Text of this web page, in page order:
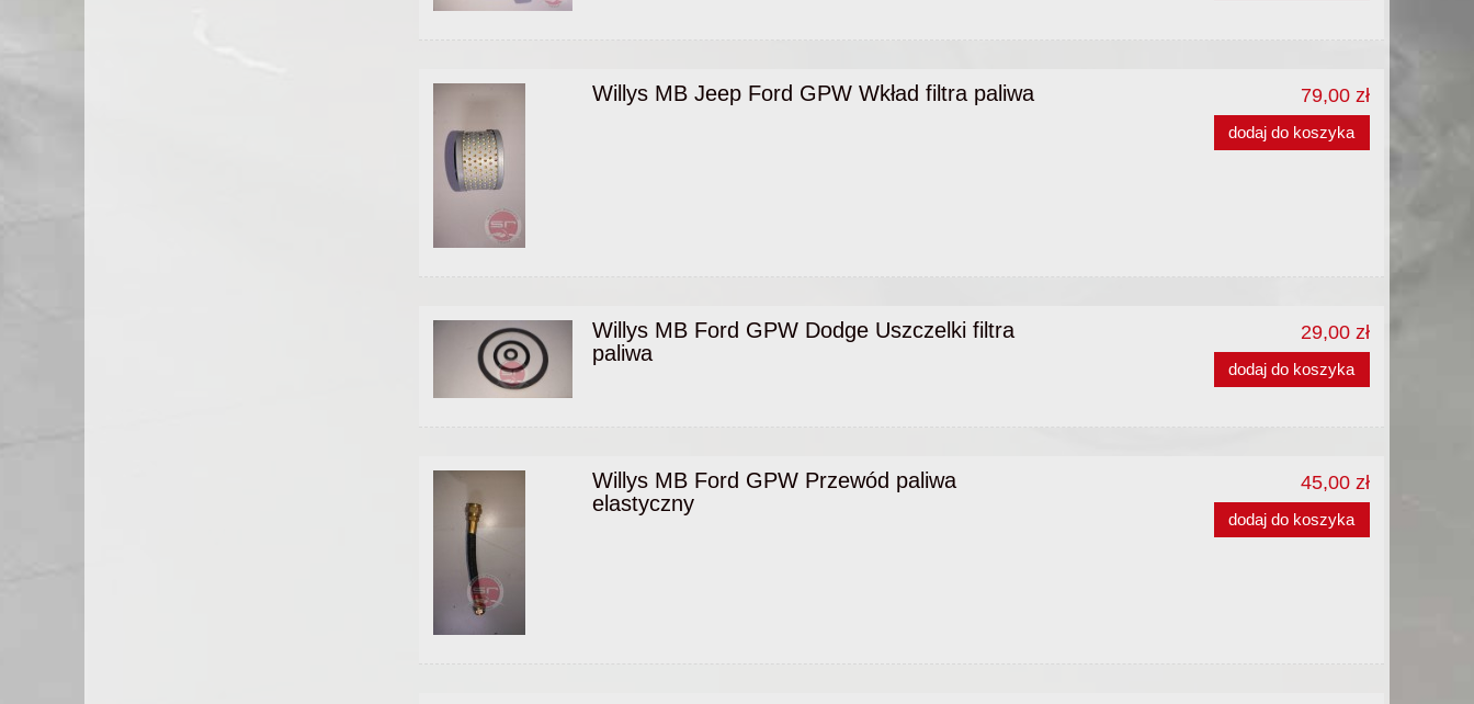
Willys MB Jeep Ford GPW Wkład filtra paliwa 79,00 zł
dodaj do koszyka
Willys MB Ford GPW Dodge Uszczelki filtra
paliwa
29,00 zł
dodaj do koszyka
Willys MB Ford GPW Przewód paliwa
elastyczny
45,00 zł
dodaj do koszyka